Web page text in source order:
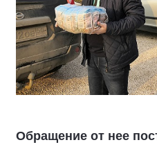
Обращение от нее